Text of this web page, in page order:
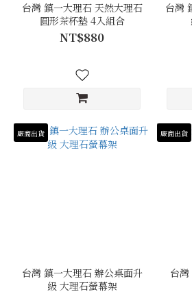
台灣 鎮一大理石 天然大理石
圓形茶杯墊 4入組合
NT$880
台灣
廠商出貨
台灣 鎮一大理石 辦公桌面升
級 大理石螢幕架
廠商出貨
台